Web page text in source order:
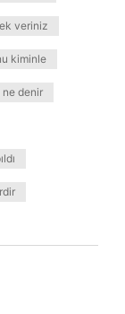
veriniz
kiminle
denir